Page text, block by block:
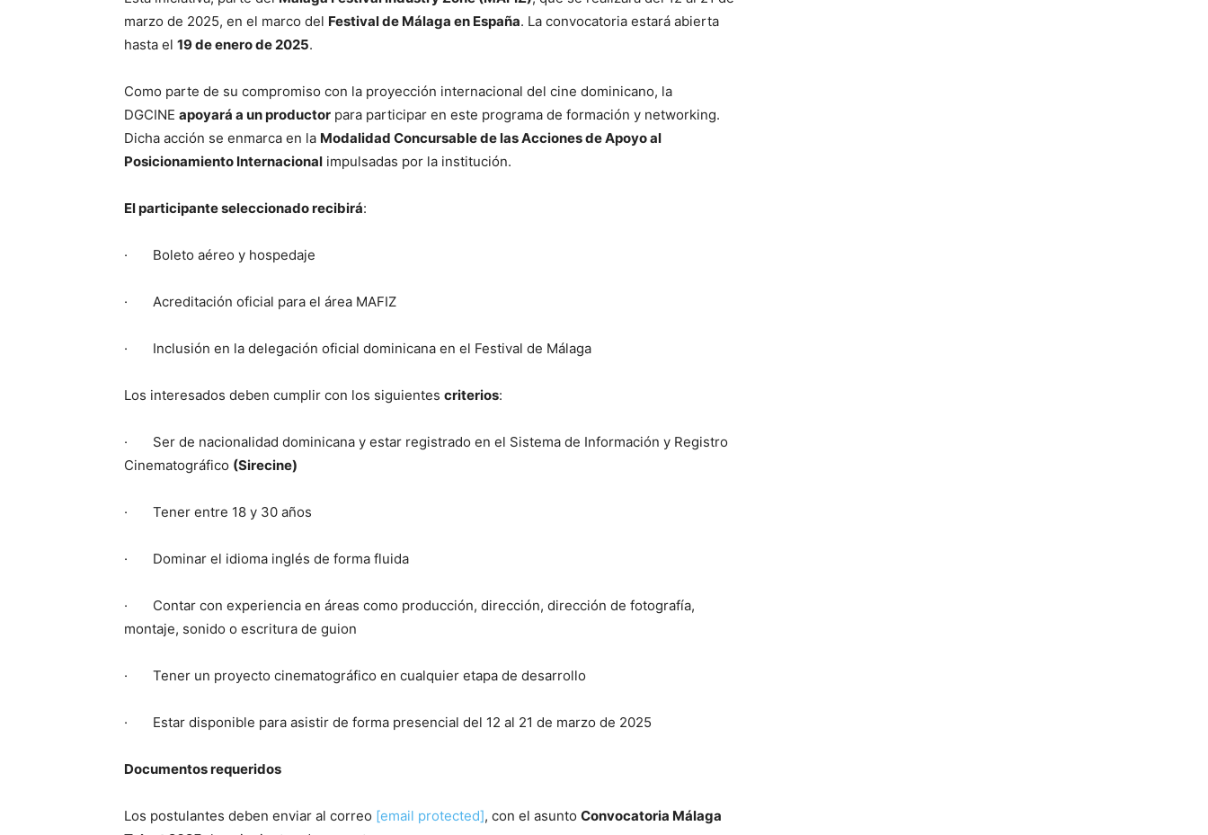
marzo de 2025, en el marco del Festival de Málaga en España. La convocatoria estará abierta
hasta el 19 de enero de 2025.
Como parte de su compromiso con la proyección internacional del cine dominicano, la
DGCINE apoyará a un productor para participar en este programa de formación y networking.
Dicha acción se enmarca en la Modalidad Concursable de las Acciones de Apoyo al
Posicionamiento Internacional impulsadas por la institución.
El participante seleccionado recibirá:
· Boleto aéreo y hospedaje
· Acreditación oficial para el área MAFIZ
· Inclusión en la delegación oficial dominicana en el Festival de Málaga
Los interesados deben cumplir con los siguientes criterios:
· Ser de nacionalidad dominicana y estar registrado en el Sistema de Información y Registro
Cinematográfico (Sirecine)
· Tener entre 18 y 30 años
· Dominar el idioma inglés de forma fluida
· Contar con experiencia en áreas como producción, dirección, dirección de fotografía,
montaje, sonido o escritura de guion
· Tener un proyecto cinematográfico en cualquier etapa de desarrollo
· Estar disponible para asistir de forma presencial del 12 al 21 de marzo de 2025
Documentos requeridos
Los postulantes deben enviar al correo [email protected], con el asunto Convocatoria Málaga